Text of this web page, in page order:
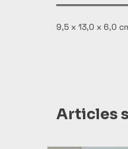
9,5 x 13,0 x 6,0
Articles